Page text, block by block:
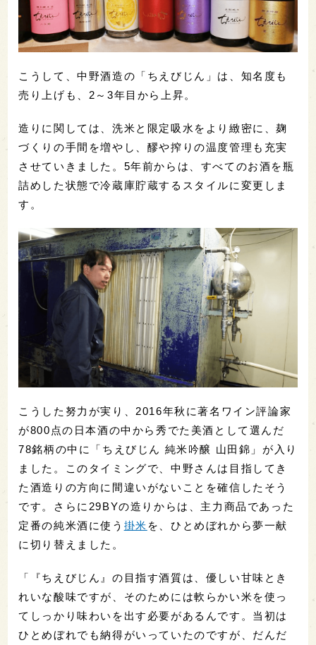
こうして、中野酒造の「ちえびじん」は、知名度も
売り上げも、2～3年目から上昇。
造りに関しては、洗米と限定吸水をより緻密に、麹
づくりの手間を増やし、醪や搾りの温度管理も充実
させていきました。5年前からは、すべてのお酒を瓶
詰めした状態で冷蔵庫貯蔵するスタイルに変更しま
す。
こうした努力が実り、2016年秋に著名ワイン評論家
が800点の日本酒の中から秀でた美酒として選んだ
78銘柄の中に「ちえびじん 純米吟醸 山田錦」が入り
ました。このタイミングで、中野さんは目指してき
た酒造りの方向に間違いがないことを確信したそう
です。さらに29BYの造りからは、主力商品であった
定番の純米酒に使う 掛米 を、ひとめぼれから夢一献
に切り替えました。
「『ちえびじん』の目指す酒質は、優しい甘味とき
れいな酸味ですが、そのためには軟らかい米を使っ
てしっかり味わいを出す必要があるんです。当初は
ひとめぼれでも納得がいっていたのですが、だんだ